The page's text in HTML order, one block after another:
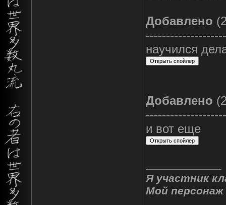
Добавлено
научился
Добавлено
и вот еще
Я участник
Мой персонаж